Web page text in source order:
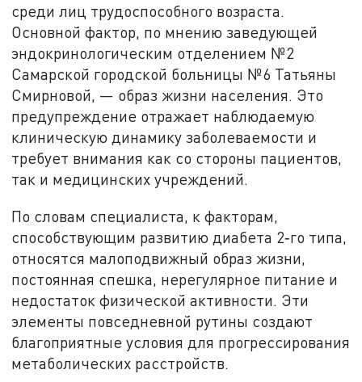
среди лиц трудоспособного возраста.
Основной фактор, по мнению заведующей
эндокринологическим отделением №2
Самарской городской больницы №6 Татьяны
Смирновой, — образ жизни населения. Это
предупреждение отражает наблюдаемую
клиническую динамику заболеваемости и
требует внимания как со стороны пациентов,
так и медицинских учреждений.
По словам специалиста, к факторам,
способствующим развитию диабета 2‑го типа,
относятся малоподвижный образ жизни,
постоянная спешка, нерегулярное питание и
недостаток физической активности. Эти
элементы повседневной рутины создают
благоприятные условия для прогрессирования
метаболических расстройств.